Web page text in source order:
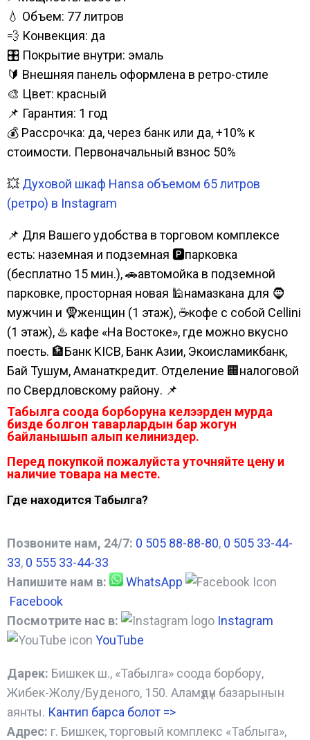
💧 Объем: 77 литров
💨 Конвекция: да
🎛️ Покрытие внутри: эмаль
🔰 Внешняя панель оформлена в ретро-стиле
🎨 Цвет: красный
📌 Гарантия: 1 год
💰 Рассрочка: да, через банк или да, +10% к
стоимости. Первоначальный взнос 50%
💥 Духовой шкаф Hansa объемом 65 литров
(ретро) в Instagram
📌 Для Вашего удобства в торговом комплексе
есть: наземная и подземная 🅿парковка
(бесплатно 15 мин.), 🚗автомойка в подземной
парковке, просторная новая 🕌намазкана для 🧔
мужчин и 🧕женщин (1 этаж), ☕кофе с собой Cellini
(1 этаж), ♨️ кафе «На Востоке», где можно вкусно
поесть. 🏦Банк KICB, Банк Азии, Экоисламикбанк,
Бай Тушум, Аманаткредит. Отделение 🏢налоговой
по Свердловскому району. 📌
Табылга соода борборуна келээрден мурда
бизде болгон таварлардын бар жогун
байланышып алып келиниздер.
Перед покупкой пожалуйста уточняйте цену и
наличие товара на месте.
Где находится Табылга?
Позвоните нам, 24/7: 0 505 88-88-80, 0 505 33-44-
33, 0 555 33-44-33
Напишите нам в:
WhatsApp
Facebook
Посмотрите нас в:
Instagram
YouTube
Дарек: Бишкек ш., «Табылга» соода борбору,
Жибек-Жолу/Буденого, 150. Аламүдүн базарынын
аянты. Кантип барса болот =>
Адрес: г. Бишкек, торговый комплекс «Таблыга»,